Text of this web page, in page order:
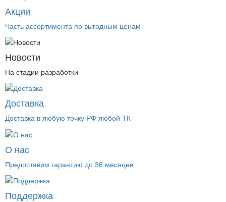
Акции
Часть ассортимента по выгодным ценам
Новости
На стадии разработки
Доставка
Доставка в любую точку РФ любой ТК
О нас
Предоставим гарантию до 36 месяцев
Поддержка